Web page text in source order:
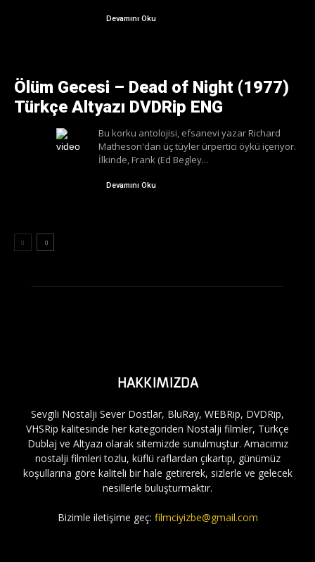
Devamını Oku
Ölüm Gecesi – Dead of Night (1977)
Türkçe Altyazı DVDRip ENG
Bu korku antolojisi, efsanevi yazar Richard
Matheson'dan üç tüyler ürpertici öykü içeriyor.
İlkinde, Frank (Ed Begley...
Devamını Oku
HAKKIMIZDA
Sevgili Nostalji Sever Dostlar, BluRay, WEBRip, DVDRip,
VHSRip kalitesinde her kategoriden Nostalji filmler, Türkçe
Dublaj ve Altyazı olarak sitemizde sunulmuştur. Amacımız
nostalji filmleri tozlu, küflü raflardan çıkartıp, günümüz
koşullarına göre kaliteli bir hale getirerek, sizlerle ve gelecek
nesillerle buluşturmaktır.
Bizimle iletişime geç: filmciyizbe@gmail.com